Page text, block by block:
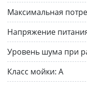
Максимальная
Напряжение
Уровень шума при
Класс мойки: А